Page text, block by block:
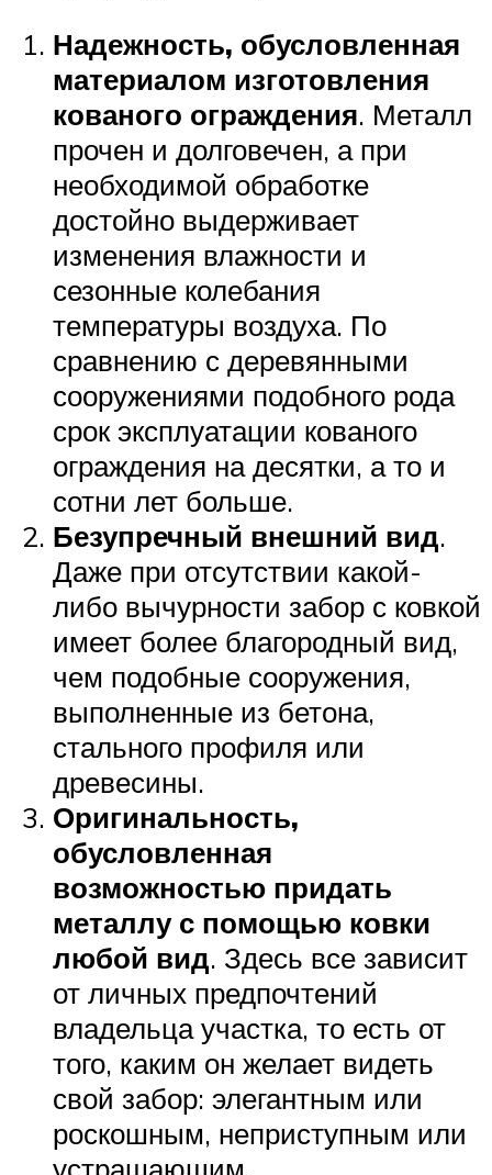
Надежность, обусловленная
материалом изготовления
кованого ограждения. Металл
прочен и долговечен, а при
необходимой обработке
достойно выдерживает
изменения влажности и
сезонные колебания
температуры воздуха. По
сравнению с деревянными
сооружениями подобного рода
срок эксплуатации кованого
ограждения на десятки, а то и
сотни лет больше.
Безупречный внешний вид.
Даже при отсутствии какой-
либо вычурности забор с ковкой
имеет более благородный вид,
чем подобные сооружения,
выполненные из бетона,
стального профиля или
древесины.
Оригинальность,
обусловленная
возможностью придать
металлу с помощью ковки
любой вид. Здесь все зависит
от личных предпочтений
владельца участка, то есть от
того, каким он желает видеть
свой забор: элегантным или
роскошным, неприступным или